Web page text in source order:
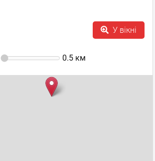
У вікні
0.5 км